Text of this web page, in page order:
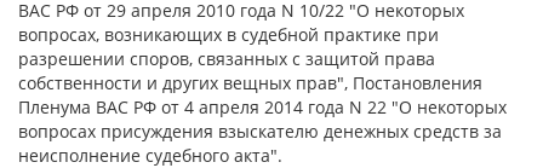
ВАС РФ от 29 апреля 2010 года N 10/22 "О некоторых
вопросах, возникающих в судебной практике при
разрешении споров, связанных с защитой права
собственности и других вещных прав", Постановления
Пленума ВАС РФ от 4 апреля 2014 года N 22 "О некоторых
вопросах присуждения взыскателю денежных средств за
неисполнение судебного акта".